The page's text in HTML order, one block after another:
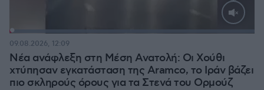
Νέα ανάφλεξη στη Μέση Ανατολή: Οι Χούθι
χτύπησαν εγκατάσταση της Aramco, το Ιράν βάζει
πιο σκληρούς όρους για τα Στενά του Ορμούζ
09.08.2026, 12:09